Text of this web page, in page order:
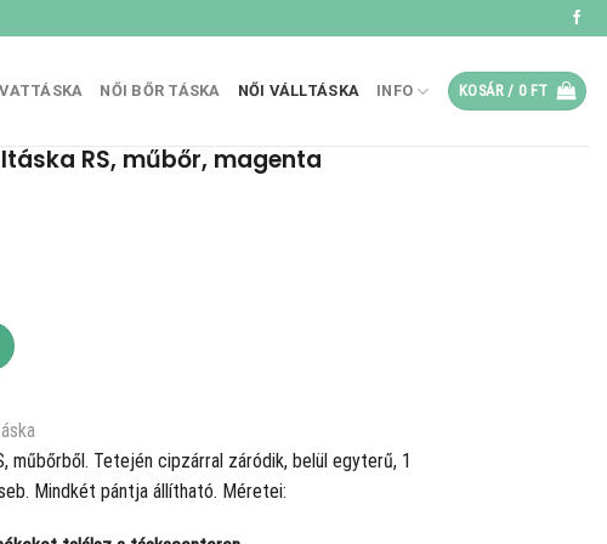
NŐI BŐR TÁSKA NŐI VÁLLTÁSKA INFO KOSÁR / 0 FT
RS, műbőr, magenta
műbőrből. Tetején cipzárral záródik, belül egyterű, 1
Mindkét pántja állítható. Méretei: